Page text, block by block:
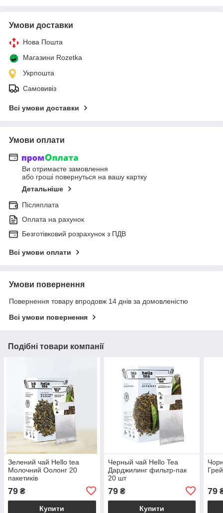
Умови доставки
Нова Пошта
Магазини Rozetka
Укрпошта
Самовивіз
Всі умови доставки
Умови оплати
Ви отримаєте замовлення
або гроші повернуться на вашу картку
Детальніше
Післяплата
Оплата на рахунок
Безготівковий розрахунок з ПДВ
Всі умови оплати
Умови повернення
Повернення товару впродовж 14 днів за домовленістю
Всі умови повернення
Подібні товари компанії
Зелений чай Hello tea
Молочний Оолонг 20
пакетиків
79 ₴
Купити
Черный чай Hello Tea
Дарджилинг фильтр-пак
20 шт
79₴
Купити
79